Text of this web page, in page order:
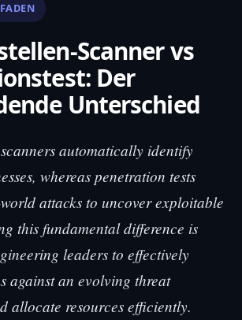
Scanner vs
Der
Unterschied
automatically identify
whereas penetration tests
attacks to uncover exploitable
this fundamental difference is
leaders to effectively
against an evolving threat
allocate resources efficiently.